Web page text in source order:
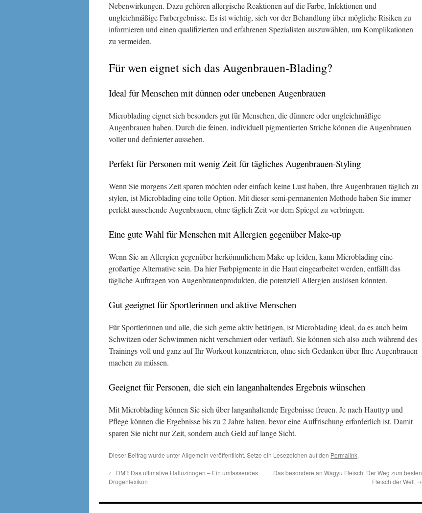
Nebenwirkungen. Dazu gehören allergische Reaktionen auf die Farbe, Infektionen und
ungleichmäßige Farbergebnisse. Es ist wichtig, sich vor der Behandlung über mögliche Risiken zu
informieren und einen qualifizierten und erfahrenen Spezialisten auszuwählen, um Komplikationen
zu vermeiden.
Für wen eignet sich das Augenbrauen-Blading?
Ideal für Menschen mit dünnen oder unebenen Augenbrauen
Microblading eignet sich besonders gut für Menschen, die dünnere oder ungleichmäßige
Augenbrauen haben. Durch die feinen, individuell pigmentierten Striche können die Augenbrauen
voller und definierter aussehen.
Perfekt für Personen mit wenig Zeit für tägliches Augenbrauen-Styling
Wenn Sie morgens Zeit sparen möchten oder einfach keine Lust haben, Ihre Augenbrauen täglich zu
stylen, ist Microblading eine tolle Option. Mit dieser semi-permanenten Methode haben Sie immer
perfekt aussehende Augenbrauen, ohne täglich Zeit vor dem Spiegel zu verbringen.
Eine gute Wahl für Menschen mit Allergien gegenüber Make-up
Wenn Sie an Allergien gegenüber herkömmlichem Make-up leiden, kann Microblading eine
großartige Alternative sein. Da hier Farbpigmente in die Haut eingearbeitet werden, entfällt das
tägliche Auftragen von Augenbrauenprodukten, die potenziell Allergien auslösen könnten.
Gut geeignet für Sportlerinnen und aktive Menschen
Für Sportlerinnen und alle, die sich gerne aktiv betätigen, ist Microblading ideal, da es auch beim
Schwitzen oder Schwimmen nicht verschmiert oder verläuft. Sie können sich also auch während des
Trainings voll und ganz auf Ihr Workout konzentrieren, ohne sich Gedanken über Ihre Augenbrauen
machen zu müssen.
Geeignet für Personen, die sich ein langanhaltendes Ergebnis wünschen
Mit Microblading können Sie sich über langanhaltende Ergebnisse freuen. Je nach Hauttyp und
Pflege können die Ergebnisse bis zu 2 Jahre halten, bevor eine Auffrischung erforderlich ist. Damit
sparen Sie nicht nur Zeit, sondern auch Geld auf lange Sicht.
Dieser Beitrag wurde unter Allgemein veröffentlicht. Setze ein Lesezeichen auf den Permalink.
← DMT: Das ultimative Halluzinogen – Ein umfassendes
Drogenlexikon
Das besondere an Wagyu Fleisch: Der Weg zum besten
Fleisch der Welt →